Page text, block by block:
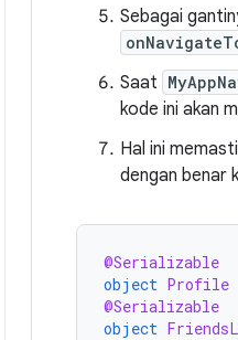
Sebagai
Saat
kode ini akan
Hal ini
dengan benar
@Serializable
object Profile
@Serializable
object